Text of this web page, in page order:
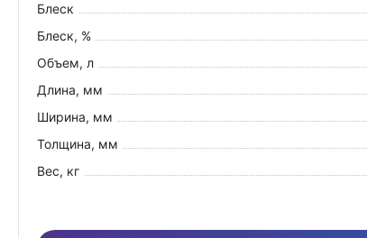
Блеск
Блеск, %
Объем, л
Длина, мм
Ширина, мм
Толщина, мм
Вес, кг